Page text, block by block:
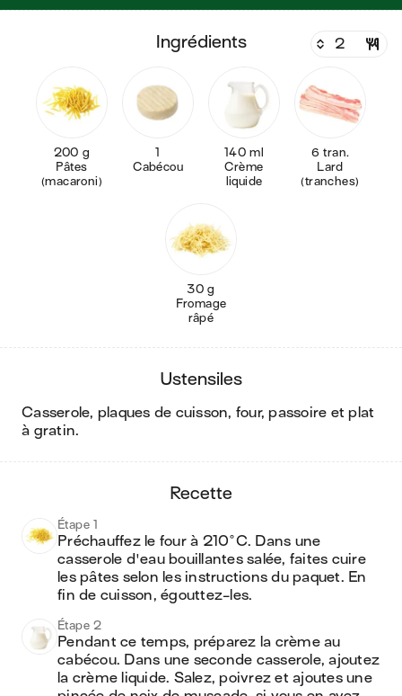
ingrédients
200 g
Pâtes
(macaroni)
1
Cabécou
140 ml
Crème
liquide
6 tran.
Lard
(tranches)
30 g
Fromage
râpé
ustensiles
casserole, plaques de cuisson, four, passoire et plat
à gratin.
recette
Étape 1
Préchauffez le four à 210°C. Dans une
casserole d'eau bouillantes salée, faites cuire
les pâtes selon les instructions du paquet. En
fin de cuisson, égouttez-les.
Étape 2
Pendant ce temps, préparez la crème au
cabécou. Dans une seconde casserole, ajoutez
la crème liquide. Salez, poivrez et ajoutes une